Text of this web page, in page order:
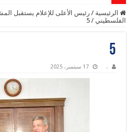
الرئيسية / رئيس الأعلى للإعلام يستقبل
الفلسطيني /
5
5
. 17 سبتمبر، 2025